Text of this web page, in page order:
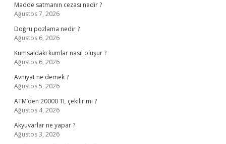
Madde satmanın cezası nedir ?
Ağustos 7, 2026
Doğru pozlama nedir ?
Ağustos 6, 2026
Kumsaldaki kumlar nasıl oluşur ?
Ağustos 6, 2026
Avniyat ne demek ?
Ağustos 5, 2026
ATM’den 20000 TL çekilir mi ?
Ağustos 4, 2026
Akyuvarlar ne yapar ?
Ağustos 3, 2026